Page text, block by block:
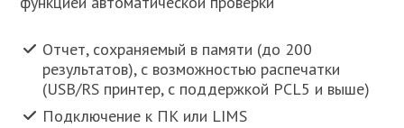
Отчет, сохраняемый в памяти (до 200
результатов), с возможностью распечатки
(USB/RS принтер, с поддержкой PCL5 и выше)
Подключение к ПК или LIMS